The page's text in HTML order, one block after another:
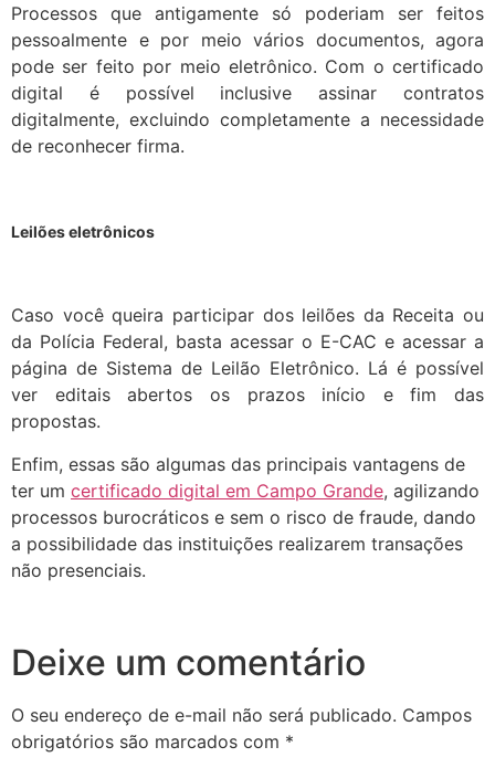
Processos que antigamente só poderiam ser feitos
pessoalmente e por meio vários documentos, agora
pode ser feito por meio eletrônico. Com o certificado
digital é possível inclusive assinar contratos
digitalmente, excluindo completamente a necessidade
de reconhecer firma.
Leilões eletrônicos
Caso você queira participar dos leilões da Receita ou
da Polícia Federal, basta acessar o E-CAC e acessar a
página de Sistema de Leilão Eletrônico. Lá é possível
ver editais abertos os prazos início e fim das
propostas.
Enfim, essas são algumas das principais vantagens de
ter um certificado digital em Campo Grande, agilizando
processos burocráticos e sem o risco de fraude, dando
a possibilidade das instituições realizarem transações
não presenciais.
Deixe um comentário
O seu endereço de e-mail não será publicado. Campos
obrigatórios são marcados com *